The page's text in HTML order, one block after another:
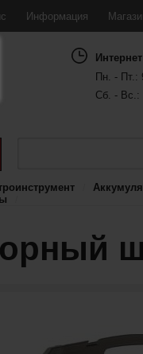
Информация
Пн. - Пт.:
Сб. - Вс.: